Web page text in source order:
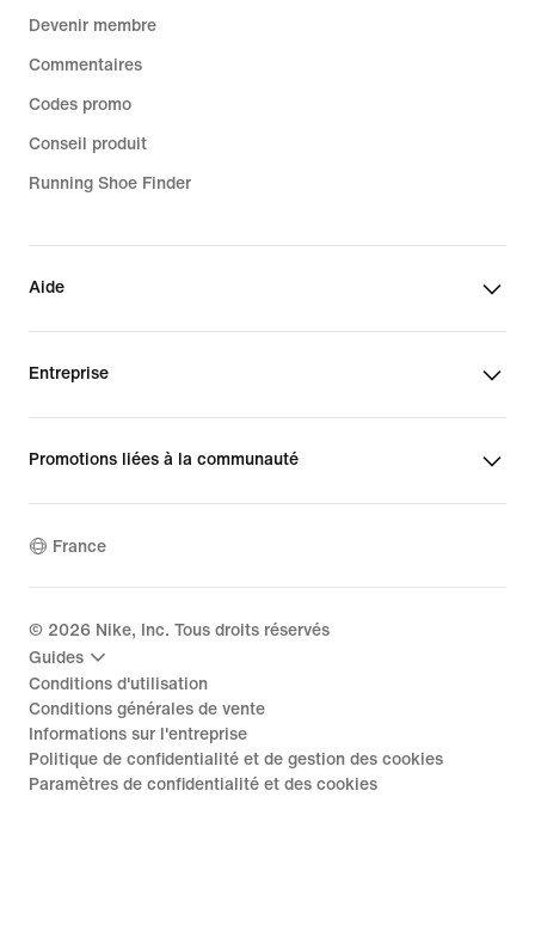
Devenir membre
Commentaires
Codes promo
Conseil produit
Running Shoe Finder
Aide
Entreprise
Promotions liées à la communauté
France
© 2026 Nike, Inc. Tous droits réservés
Guides
Conditions d'utilisation
Conditions générales de vente
Informations sur l'entreprise
Politique de confidentialité et de gestion des cookies
Paramètres de confidentialité et des cookies